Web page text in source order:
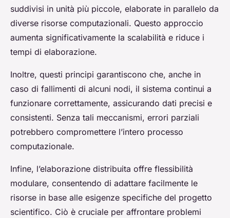
suddivisi in unità più piccole, elaborate in parallelo da
diverse risorse computazionali. Questo approccio
aumenta significativamente la scalabilità e riduce i
tempi di elaborazione.
Inoltre, questi principi garantiscono che, anche in
caso di fallimenti di alcuni nodi, il sistema continui a
funzionare correttamente, assicurando dati precisi e
consistenti. Senza tali meccanismi, errori parziali
potrebbero compromettere l’intero processo
computazionale.
Infine, l’elaborazione distribuita offre flessibilità
modulare, consentendo di adattare facilmente le
risorse in base alle esigenze specifiche del progetto
scientifico. Ciò è cruciale per affrontare problemi